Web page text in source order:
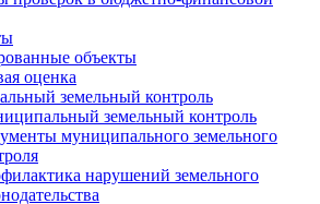
объекты
оценка
земельный контроль
земельный контроль
муниципального земельного
нарушений земельного